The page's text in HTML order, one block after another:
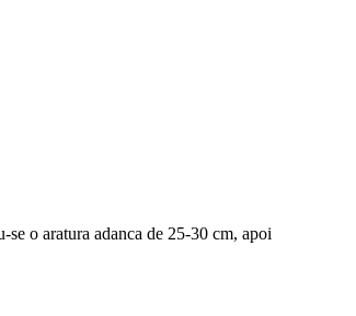
o aratura adanca de 25-30 cm, apoi